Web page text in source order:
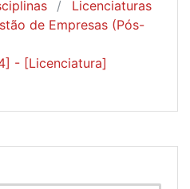
Licenciaturas
de Empresas (Pós-
- [Licenciatura]